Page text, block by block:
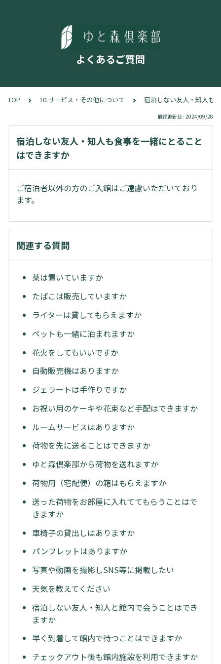
よくあるご質問
TOP 10.サービス・その他について 宿泊しない友人・知人も
最終更新日 : 2024/09/28
宿泊しない友人・知人も食事を一緒にとること
はできますか
ご宿泊者以外の方のご入館はご遠慮いただいており
ます。
関連する質問
薬は置いていますか
たばこは販売していますか
ライターは貸してもらえますか
ペットも一緒に泊まれますか
花火をしてもいいですか
自動販売機はありますか
ジェラートは手作りですか
お祝い用のケーキや花束など手配はできますか
ルームサービスはありますか
荷物を先に送ることはできますか
ゆと森倶楽部から荷物を送れますか
荷物用（宅配便）の箱はもらえますか
送った荷物をお部屋に入れててもらうことはで
きますか
車椅子の貸出しはありますか
パンフレットはありますか
写真や動画を撮影しSNS等に掲載したい
天気を教えてください
宿泊しない友人・知人と館内で会うことはでき
ますか
早く到着して館内で待つことはできますか
チェックアウト後も館内施設を利用できますか